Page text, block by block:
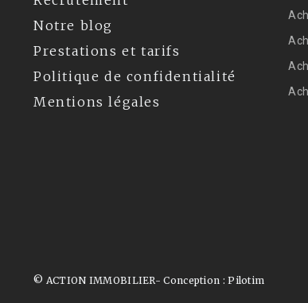
Notre blog
Prestations et tarifs
Politique de confidentialité
Mentions légales
© ACTION IMMOBILIER- Conception :Pilotim